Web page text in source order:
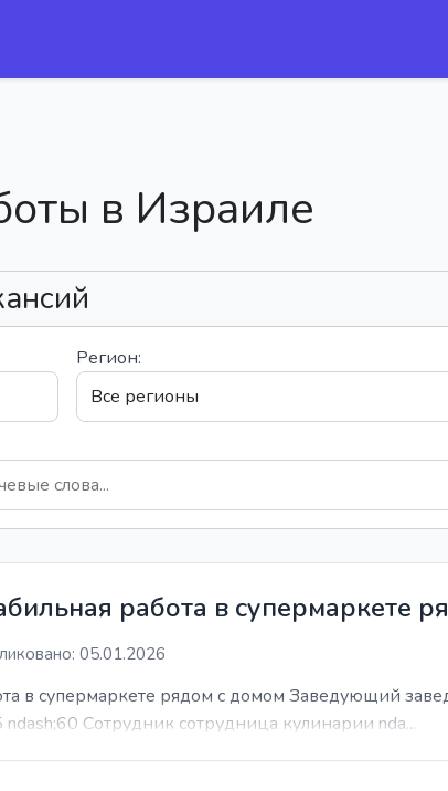
в Израиле
Регион:
работа в супермаркете
05.01.2026
в супермаркете рядом с домом Заведующий
Сотрудник сотрудница кулинарии nda...